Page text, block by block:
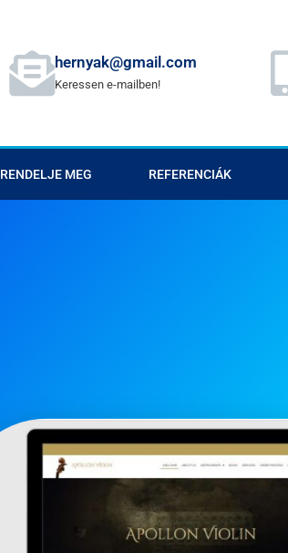
hernyak@gmail.com
Keressen e-mailben!
RENDELJE MEG REFERENCIÁK